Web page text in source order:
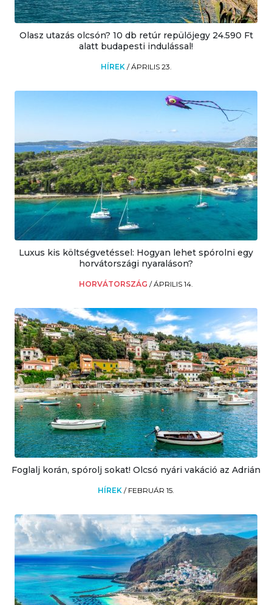
Olasz utazás olcsón? 10 db retúr repülőjegy 24.590 Ft
alatt budapesti indulással!
HÍREK /ÁPRILIS 23.
Luxus kis költségvetéssel: Hogyan lehet spórolni egy
horvátországi nyaraláson?
HORVÁTORSZÁG /ÁPRILIS 14.
Foglalj korán, spórolj sokat! Olcsó nyári vakáció az Adrián
HÍREK / FEBRUÁR 15.